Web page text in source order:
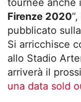
Firenze 2020
pubblicato
Si arricchisce
allo Stadio
arriverà il
una data sold